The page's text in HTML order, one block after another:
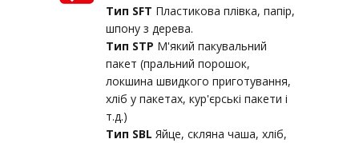
Тип SFT Пластикова плівка, папір,
шпону з дерева.
Тип STP М'який пакувальний
пакет (пральний порошок,
локшина швидкого приготування,
хліб у пакетах, кур'єрські пакети і
т.д.)
Тип SBL Яйце, скляна чаша, хліб,